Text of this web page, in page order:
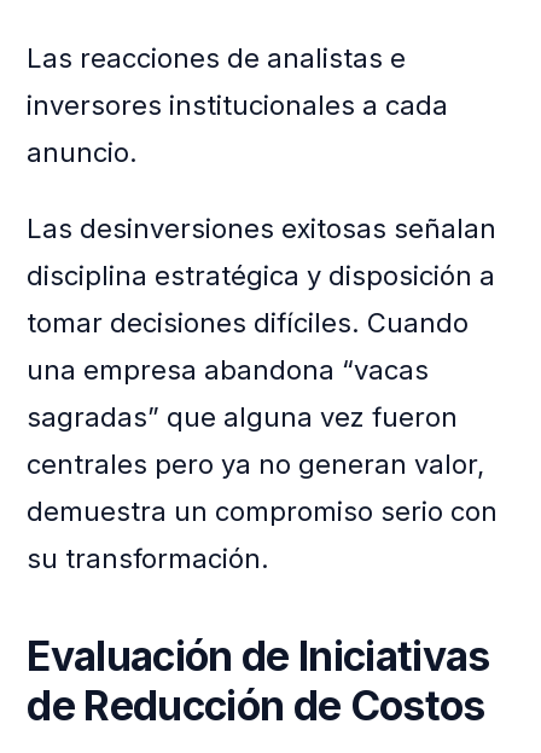
Las reacciones de analistas e
inversores institucionales a cada
anuncio.
Las desinversiones exitosas señalan
disciplina estratégica y disposición a
tomar decisiones difíciles. Cuando
una empresa abandona “vacas
sagradas” que alguna vez fueron
centrales pero ya no generan valor,
demuestra un compromiso serio con
su transformación.
Evaluación de Iniciativas
de Reducción de Costos